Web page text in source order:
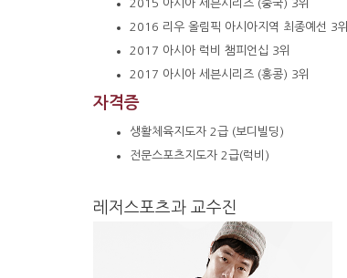
2015 아시아 세븐시리즈 (중국) 3위
2016 리우 올림픽 아시아지역 최종예선 3위
2017 아시아 럭비 챔피언십 3위
2017 아시아 세븐시리즈 (홍콩) 3위
자격증
생활체육지도자 2급 (보디빌딩)
전문스포츠지도자 2급(럭비)
레저스포츠과 교수진